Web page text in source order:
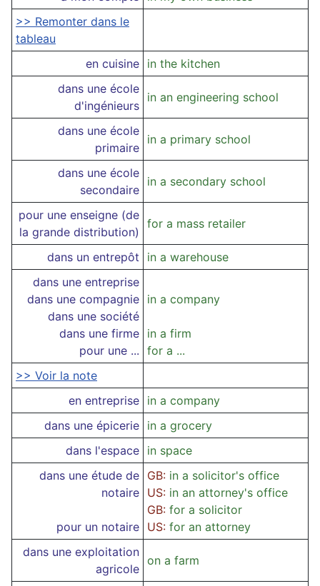
>> Remonter dans le
tableau
en cuisine in the kitchen
dans une école
d'ingénieurs
in an engineering school
dans une école
primaire
in a primary school
dans une école
secondaire
in a secondary school
pour une enseigne (de
la grande distribution)
for a mass retailer
dans un entrepôt
in a warehouse
dans une entreprise
dans une compagnie
dans une société
dans une firme
pour une ...
in a company
in a firm
for a ...
>> Voir la note
en entreprise in a company
dans une épicerie in a grocery
dans l'espace in space
dans une étude de
notaire
pour un notaire
GB: in a solicitor's office
US: in an attorney's office
GB: for a solicitor
US: for an attorney
dans une exploitation
agricole
on a farm